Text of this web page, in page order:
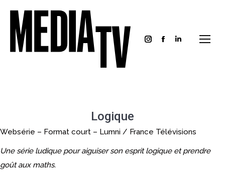
Logique
Websérie – Format court – Lumni / France Télévisions
Une série ludique pour aiguiser son esprit logique et prendre
goût aux maths.